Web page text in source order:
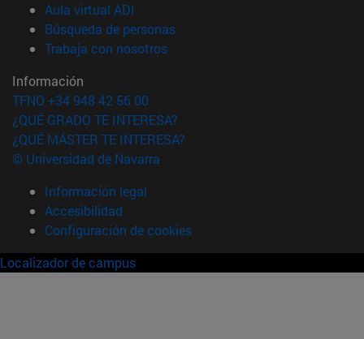
Aula virtual ADI
Búsqueda de personas(abre en nueva ventana)
Trabaja con nosotros(abre en nueva ventana)
Información
TFNO +34 948 42 56 00
¿QUÉ GRADO TE INTERESA?
¿QUÉ MÁSTER TE INTERESA?
© Universidad de Navarra
Información legal
Accesibilidad
Configuración de cookies
Localizador de campus